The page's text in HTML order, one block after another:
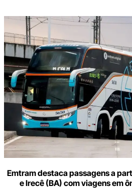
Emtram destaca passagens a
e Irecê (BA) com viagens em
Digite
aqui
o
seu
e-
mail